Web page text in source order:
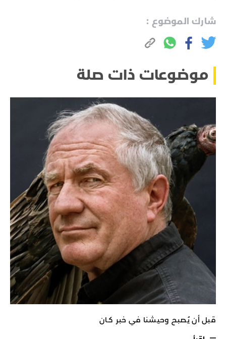
شارك الموضوع :
موضوعات ذات صلة
قبل أن يُصبح وحيشنا في خبر كـان